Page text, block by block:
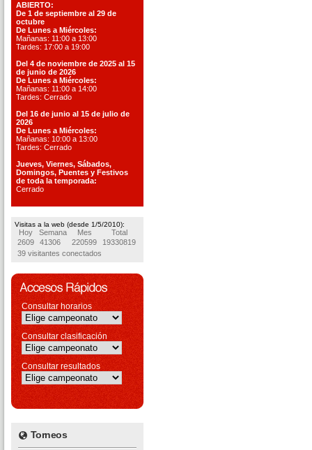
ABIERTO:
De 1 de septiembre al 29 de
octubre
De Lunes a Miércoles:
Mañanas: 11:00 a 13:00
Tardes: 17:00 a 19:00
Del 4 de noviembre de 2025 al 15
de junio de 2026
De Lunes a Miércoles:
Mañanas: 11:00 a 14:00
Tardes: Cerrado
Del 16 de junio al 15 de julio de
2026
De Lunes a Miércoles:
Mañanas: 10:00 a 13:00
Tardes: Cerrado
Jueves, Viernes, Sábados,
Domingos, Puentes y Festivos
de toda la temporada:
Cerrado
Visitas a la web (desde 1/5/2010):
Hoy Semana Mes
Total
2609
41306 220599
19330819
39 visitantes conectados
Consultar horarios
Consultar clasificación
Consultar resultados
Torneos